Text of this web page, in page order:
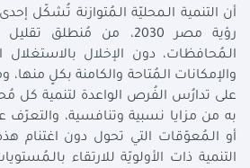
أن التنمية الـمحليّة الـمُتوازنة تُشكّل
رؤية مصر 2030، من مُنطلق
الـمُحافظات، دون الإخلال بالاستغلال
والإمكانات الـمُتاحة والكامنة بكلٍ
على تدارُس الفُرص الواعدة لتنمية
به من مزايا نسبية وتنافسية، والتعرّف
أو الـمُعوّقات التي تحول دون اغتنام
التنمية ذات الأولويّة للارتقاء